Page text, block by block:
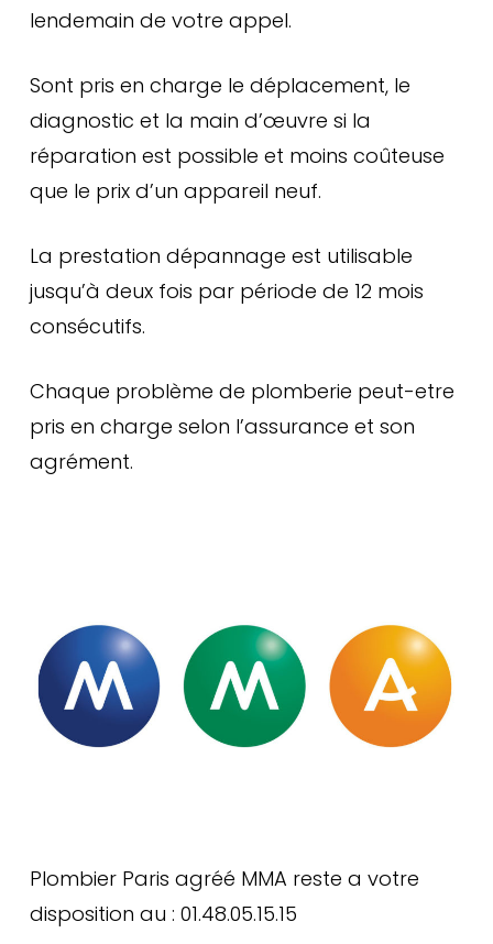
lendemain de votre appel.
Sont pris en charge le déplacement, le
diagnostic et la main d’œuvre si la
réparation est possible et moins coûteuse
que le prix d’un appareil neuf.
La prestation dépannage est utilisable
jusqu’à deux fois par période de 12 mois
consécutifs.
Chaque problème de plomberie peut-etre
pris en charge selon l’assurance et son
agrément.
Plombier Paris agréé MMA reste a votre
disposition au : 01.48.05.15.15